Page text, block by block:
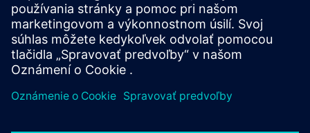
založené na receptoch podľa normy ISA S-88 (IEC 61512).
Naším ...
Prečítajte si viac